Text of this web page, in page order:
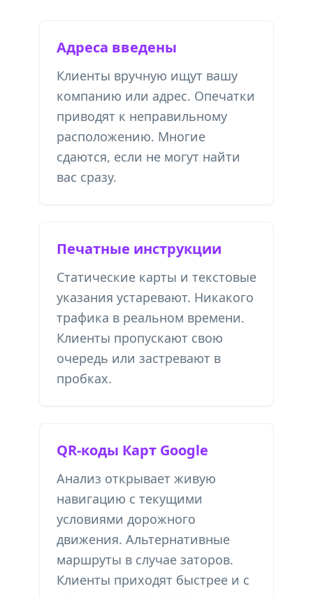
Адреса введены
Клиенты вручную ищут вашу
компанию или адрес. Опечатки
приводят к неправильному
расположению. Многие
сдаются, если не могут найти
вас сразу.
Печатные инструкции
Статические карты и текстовые
указания устаревают. Никакого
трафика в реальном времени.
Клиенты пропускают свою
очередь или застревают в
пробках.
QR-коды Карт Google
Анализ открывает живую
навигацию с текущими
условиями дорожного
движения. Альтернативные
маршруты в случае заторов.
Клиенты приходят быстрее и с